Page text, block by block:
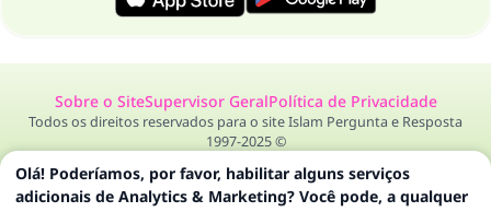
Sobre o SiteSupervisor GeralPolítica de Privacidade
Todos os direitos reservados para o site Islam Pergunta e Resposta
1997-2025 ©
Olá! Poderíamos, por favor, habilitar alguns serviços
adicionais de Analytics & Marketing? Você pode, a qualquer